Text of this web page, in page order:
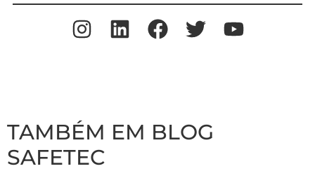
TAMBÉM EM BLOG
SAFETEC